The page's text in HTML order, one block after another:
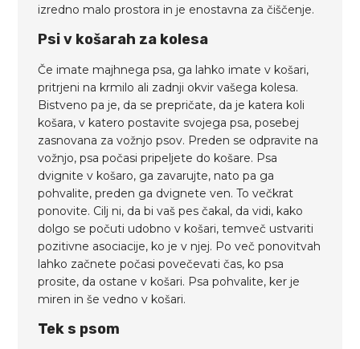
izredno malo prostora in je enostavna za čiščenje.
Psi v košarah za kolesa
Če imate majhnega psa, ga lahko imate v košari,
pritrjeni na krmilo ali zadnji okvir vašega kolesa.
Bistveno pa je, da se prepričate, da je katera koli
košara, v katero postavite svojega psa, posebej
zasnovana za vožnjo psov. Preden se odpravite na
vožnjo, psa počasi pripeljete do košare. Psa
dvignite v košaro, ga zavarujte, nato pa ga
pohvalite, preden ga dvignete ven. To večkrat
ponovite. Cilj ni, da bi vaš pes čakal, da vidi, kako
dolgo se počuti udobno v košari, temveč ustvariti
pozitivne asociacije, ko je v njej. Po več ponovitvah
lahko začnete počasi povečevati čas, ko psa
prosite, da ostane v košari. Psa pohvalite, ker je
miren in še vedno v košari.
Tek s psom